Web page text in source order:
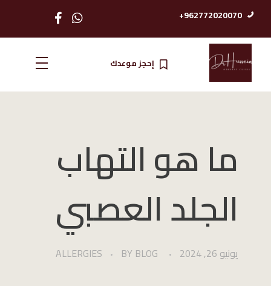
962772020070+
الدكتور حسين عضيبات استشاري امرض الجلدية والتناسلية
إحجز موعدك
ما هو التهاب
الجلد العصبي
يونيو 26, 2024 BY BLOG
ALLERGIES